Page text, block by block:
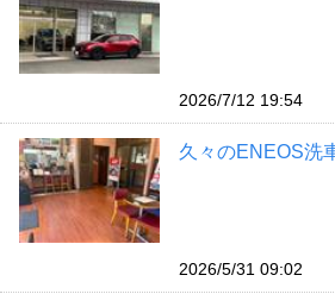
2026/7/12 19:54
久々のENEOS洗
2026/5/31 09:02